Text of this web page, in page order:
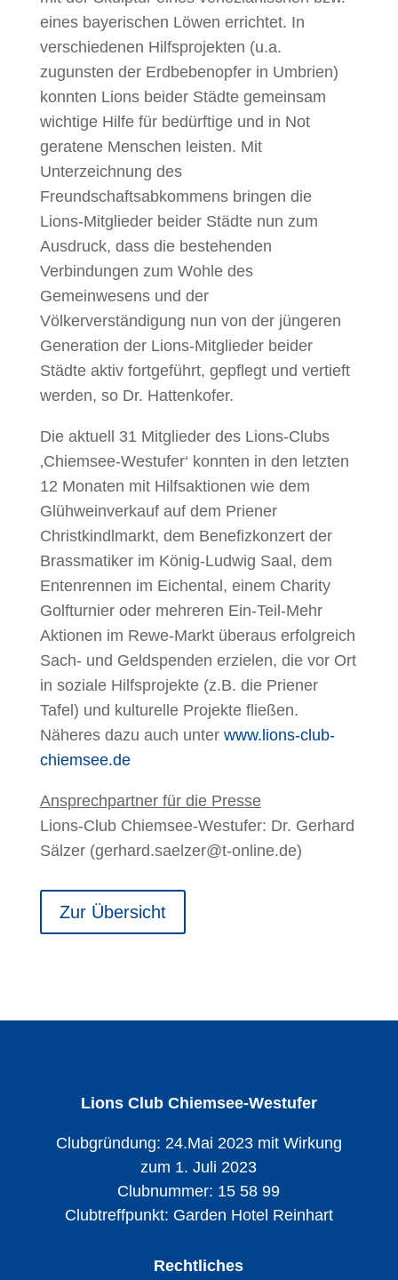
eines bayerischen Löwen errichtet. In
verschiedenen Hilfsprojekten (u.a.
zugunsten der Erdbebenopfer in Umbrien)
konnten Lions beider Städte gemeinsam
wichtige Hilfe für bedürftige und in Not
geratene Menschen leisten. Mit
Unterzeichnung des
Freundschaftsabkommens bringen die
Lions-Mitglieder beider Städte nun zum
Ausdruck, dass die bestehenden
Verbindungen zum Wohle des
Gemeinwesens und der
Völkerverständigung nun von der jüngeren
Generation der Lions-Mitglieder beider
Städte aktiv fortgeführt, gepflegt und vertieft
werden, so Dr. Hattenkofer.
Die aktuell 31 Mitglieder des Lions-Clubs
‚Chiemsee-Westufer‘ konnten in den letzten
12 Monaten mit Hilfsaktionen wie dem
Glühweinverkauf auf dem Priener
Christkindlmarkt, dem Benefizkonzert der
Brassmatiker im König-Ludwig Saal, dem
Entenrennen im Eichental, einem Charity
Golfturnier oder mehreren Ein-Teil-Mehr
Aktionen im Rewe-Markt überaus erfolgreich
Sach- und Geldspenden erzielen, die vor Ort
in soziale Hilfsprojekte (z.B. die Priener
Tafel) und kulturelle Projekte fließen.
Näheres dazu auch unter www.lions-club-
chiemsee.de
Ansprechpartner für die Presse
Lions-Club Chiemsee-Westufer: Dr. Gerhard
Sälzer (gerhard.saelzer@t-online.de)
Zur Übersicht
Lions Club Chiemsee-Westufer
Clubgründung: 24.Mai 2023 mit Wirkung
zum 1. Juli 2023
Clubnummer: 15 58 99
Clubtreffpunkt: Garden Hotel Reinhart
Rechtliches